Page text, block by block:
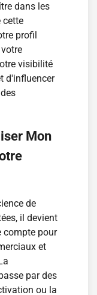
dans les
cette
profil
visibilité
d'influencer
Mon
de
il devient
compte pour
et
par des
ou la